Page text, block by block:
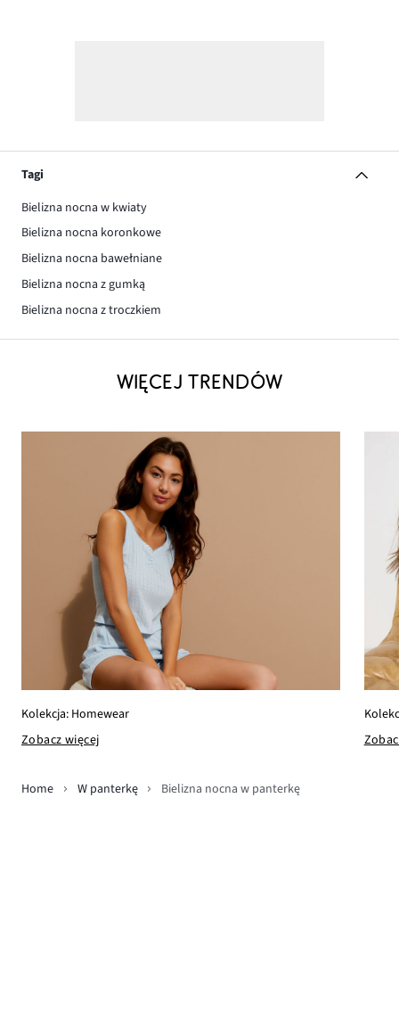
Tagi
Bielizna nocna w kwiaty
Bielizna nocna koronkowe
Bielizna nocna bawełniane
Bielizna nocna z gumką
Bielizna nocna z troczkiem
WIĘCEJ TRENDÓW
Kolekcja: Homewear
Zobacz więcej
Home W panterkę Bielizna nocna w panterkę